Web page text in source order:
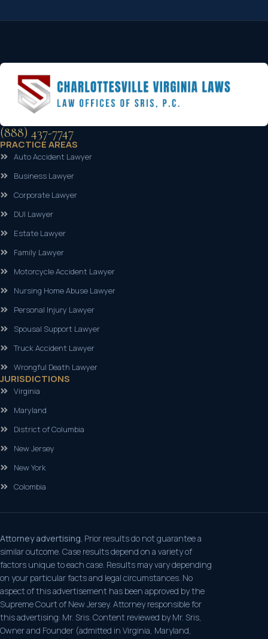
(888) 437-7747
PRACTICE AREAS
Auto Accident Lawyer
Business Lawyer
Corporate Lawyer
DUI Lawyer
Estate Lawyer
Family Lawyer
Motorcycle Accident Lawyer
Nursing Home Abuse Lawyer
Personal Injury Lawyer
Spousal Support Lawyer
Truck Accident Lawyer
Wrongful Death Lawyer
JURISDICTIONS
Virginia
Maryland
District of Columbia
New Jersey
New York
Colombia
Attorney advertising. Prior results do not guarantee a
similar outcome. Case results depend on a variety of
factors unique to each case. Results may vary depending
on your particular facts and legal circumstances. No
aspect of this advertisement has been approved by the
Supreme Court of New Jersey. Attorney responsible for
this advertising: Mr. Sris. Content reviewed by Mr. Sris,
Owner and Founder (admitted in Virginia, Maryland,